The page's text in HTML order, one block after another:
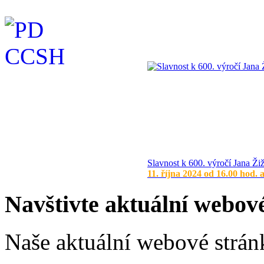
Slavnost k 600. výročí Jana
11. října 2024 od 16.00 hod.
Navštivte aktuální
Naše aktuální webové